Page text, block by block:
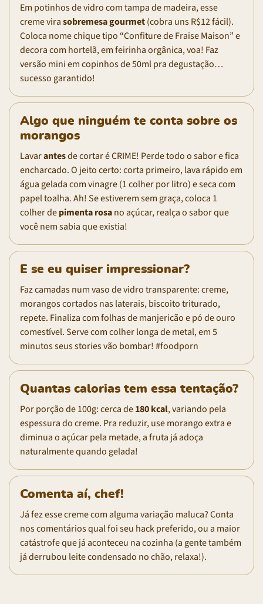
Em potinhos de vidro com tampa de madeira, esse
creme virasobremesa gourmet(cobra uns R$12 fácil).
Coloca nome chique tipo “Confiture de Fraise Maison” e
decora com hortelã, em feirinha orgânica, voa! Faz
versão mini em copinhos de 50ml pra degustação…
sucesso garantido!
Algo que ninguém te conta sobre os
morangos
Lavarantesde cortar é CRIME! Perde todo o sabor e fica
encharcado. O jeito certo: corta primeiro, lava rápido em
água gelada com vinagre (1 colher por litro) e seca com
papel toalha. Ah! Se estiverem sem graça, coloca 1
colher depimenta rosano açúcar, realça o sabor que
você nem sabia que existia!
E se eu quiser impressionar?
Faz camadas num vaso de vidro transparente: creme,
morangos cortados nas laterais, biscoito triturado,
repete. Finaliza com folhas de manjericão e pó de ouro
comestível. Serve com colher longa de metal, em 5
minutos seus stories vão bombar! #foodporn
Quantas calorias tem essa tentação?
Por porção de 100g: cerca de180 kcal, variando pela
espessura do creme. Pra reduzir, use morango extra e
diminua o açúcar pela metade, a fruta já adoça
naturalmente quando gelada!
Comenta aí, chef!
Já fez esse creme com alguma variação maluca? Conta
nos comentários qual foi seu hack preferido, ou a maior
catástrofe que já aconteceu na cozinha (a gente também
já derrubou leite condensado no chão, relaxa!).